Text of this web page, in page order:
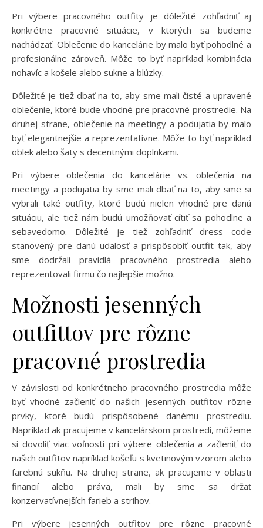
Pri výbere pracovného outfity je dôležité zohľadniť aj
konkrétne pracovné situácie, v ktorých sa budeme
nachádzať. Oblečenie do kancelárie by malo byť pohodlné a
profesionálne zároveň. Môže to byť napríklad kombinácia
nohavíc a košele alebo sukne a blúzky.
Dôležité je tiež dbať na to, aby sme mali čisté a upravené
oblečenie, ktoré bude vhodné pre pracovné prostredie. Na
druhej strane, oblečenie na meetingy a podujatia by malo
byť elegantnejšie a reprezentatívne. Môže to byť napríklad
oblek alebo šaty s decentnými doplnkami.
Pri výbere oblečenia do kancelárie vs. oblečenia na
meetingy a podujatia by sme mali dbať na to, aby sme si
vybrali také outfity, ktoré budú nielen vhodné pre danú
situáciu, ale tiež nám budú umožňovať cítiť sa pohodlne a
sebavedomo. Dôležité je tiež zohľadniť dress code
stanovený pre danú udalosť a prispôsobiť outfit tak, aby
sme dodržali pravidlá pracovného prostredia alebo
reprezentovali firmu čo najlepšie možno.
Možnosti jesenných
outfittov pre rôzne
pracovné prostredia
V závislosti od konkrétneho pracovného prostredia môže
byť vhodné začleniť do našich jesenných outfitov rôzne
prvky, ktoré budú prispôsobené danému prostrediu.
Napríklad ak pracujeme v kancelárskom prostredí, môžeme
si dovoliť viac voľnosti pri výbere oblečenia a začleniť do
našich outfitov napríklad košeľu s kvetinovým vzorom alebo
farebnú sukňu. Na druhej strane, ak pracujeme v oblasti
financií alebo práva, mali by sme sa držať
konzervatívnejších farieb a strihov.
Pri výbere jesenných outfitov pre rôzne pracovné